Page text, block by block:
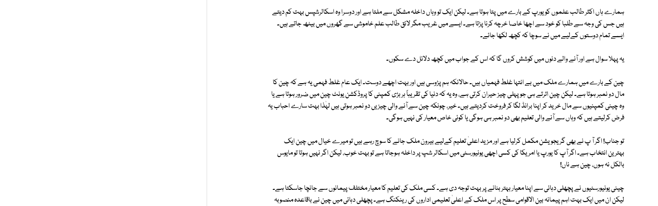
ہمارے ہاں اکثر طالب علموں کو یورپ کے بارے میں پتا ہوتا ہے۔ لیکن ایک تو وہاں داخلہ مشکل سے ملتا ہے اور دوسرا وہ اسکالرشپس بہت کم دیتے
ہیں جس کی وجہ سے طلبا کو خود سے اچھا خاصا خرچہ کرنا پڑتا ہے۔ ایسے میں غریب مگر لائق طالب علم خاموشی سے گھروں میں بیٹھ جاتے ہیں۔
ایسے تمام دوستوں کےلیے میں نے سوچا کہ کچھ لکھا جائے۔
یہ پہلا سوال ہے اور آنے والے دنوں میں کوشش کروں گا کہ اس کے جواب میں کچھ دلائل دے سکوں۔
چین کے بارے میں ہمارے ملک میں بے انتہا غلط فہمیاں ہیں۔ حالانکہ ہم پڑوسی ہیں اور بہت اچھے دوست۔ ایک عام غلط فہمی یہ ہے کہ چین کا
مال دو نمبر ہوتا ہے۔ لیکن چین اترتے ہی جو پہلی چیز حیران کرتی ہے، وہ یہ کہ دنیا کی تقریباً ہر بڑی کمپنی کا پروڈکشن یونٹ چین میں ضرور ہوتا ہے یا
وہ چینی کمپنیوں سے مال خرید کر اپنا برانڈ لگا کر فروخت کردیتے ہیں۔ خیر، چونکہ چین سے آنے والی چیزیں دو نمبر ہوتی ہیں لہٰذا بہت سارے احباب یہ
فرض کرلیتے ہیں کہ وہاں سے آنے والی تعلیم بھی دو نمبر ہی ہوگی یا کوئی خاص معیار کی نہیں ہوگی۔
تو جناب! اگر آ پ نے بھی گریجویشن مکمل کرلیا ہے اور مزید اعلیٰ تعلیم کےلیے بیرون ملک جانے کا سوچ رہے ہیں تو میرے خیال میں چین ایک
بہترین انتخاب ہے۔ اگر آپ کا یورپ یا امریکا کی کسی اچھی یونیورسٹی میں اسکالر شپ پر داخلہ ہوجاتا ہے تو بہت خوب، لیکن اگر نہیں ہوتا تو مایوس
بالکل نہ ہوں، چین ہے ناں!
چینی یونیورسٹیوں نے پچھلی دہائی سے اپنا معیار بہتر بنانے پر بہت توجہ دی ہے۔ کسی ملک کی تعلیم کا معیار مختلف پیمانوں سے جانچا جاسکتا ہے۔
لیکن ان میں ایک بہت اہم پیمانہ بین الاقوامی سطح پر اس ملک کے اعلیٰ تعلیمی اداروں کی رینکنگ ہے۔ پچھلی دہائی میں چین نے باقاعدہ منصوبہ